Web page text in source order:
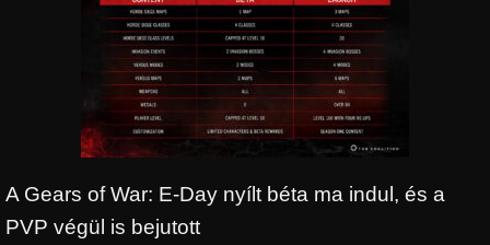
A Gears of War: E-Day nyílt béta ma indul, és a
PVP végül is bejutott